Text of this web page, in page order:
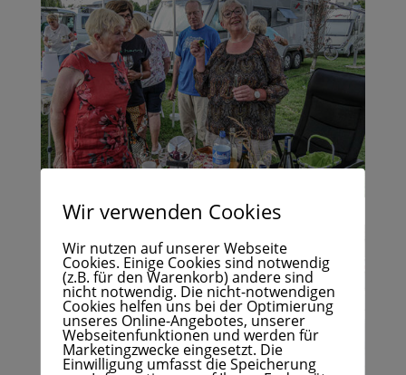
Wir verwenden Cookies
Wir nutzen auf unserer Webseite
Cookies. Einige Cookies sind notwendig
(z.B. für den Warenkorb) andere sind
nicht notwendig. Die nicht-notwendigen
Cookies helfen uns bei der Optimierung
unseres Online-Angebotes, unserer
Webseitenfunktionen und werden für
Marketingzwecke eingesetzt. Die
Einwilligung umfasst die Speicherung